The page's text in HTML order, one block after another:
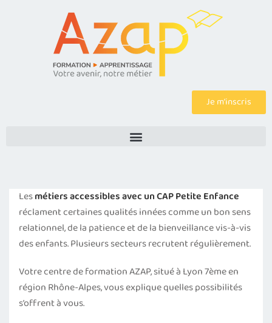
Je m’inscris
Lesmétiers accessibles avec un CAP Petite Enfance
réclament certaines qualités innées comme un bon sens
relationnel, de la patience et de la bienveillance vis-à-vis
des enfants. Plusieurs secteurs recrutent régulièrement.
Votre centre de formation AZAP, situé à Lyon 7ème en
région Rhône-Alpes, vous explique quelles possibilités
s’offrent à vous.